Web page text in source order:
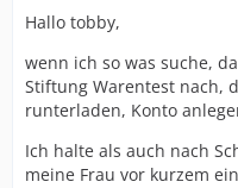
Hallo tobby,
wenn ich so was suche,
Stiftung Warentest nach,
runterladen, Konto
Ich halte als auch nach
meine Frau vor kurzem